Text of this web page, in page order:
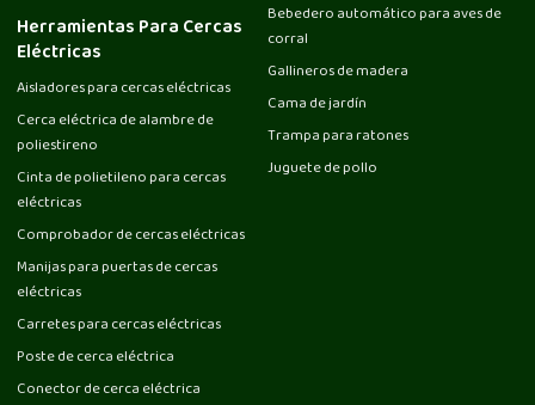
Herramientas Para Cercas
Eléctricas
Aisladores para cercas eléctricas
Cerca eléctrica de alambre de
poliestireno
Cinta de polietileno para cercas
eléctricas
Comprobador de cercas eléctricas
Manijas para puertas de cercas
eléctricas
Carretes para cercas eléctricas
Poste de cerca eléctrica
Conector de cerca eléctrica
Bebedero automático para aves de
corral
Gallineros de madera
Cama de jardín
Trampa para ratones
Juguete de pollo